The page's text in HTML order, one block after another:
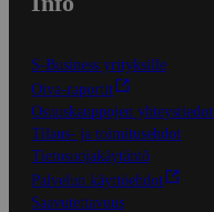
S-Business yrityksille
Oiva-raportit
Osuuskauppojen yhteystiedot
Tilaus- ja toimitusehdot
Tietosuojakäytäntö
Palvelun käyttöehdot
Saavutettavuus